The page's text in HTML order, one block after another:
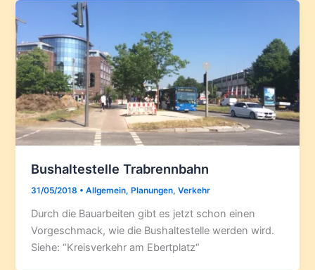
Bushaltestelle Trabrennbahn
31/05/2018 •Allgemein,Planungen,Verkehr
Durch die Bauarbeiten gibt es jetzt schon einen
Vorgeschmack, wie die Bushaltestelle werden wird.
Siehe: “Kreisverkehr am Ebertplatz“